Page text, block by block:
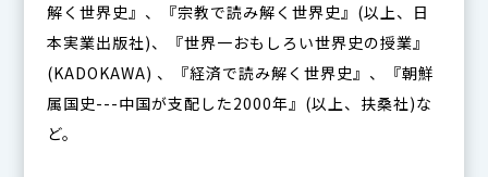
解く世界史』、『宗教で読み解く世界史』(以上、日
本実業出版社)、『世界一おもしろい世界史の授業』
(KADOKAWA) 、『経済で読み解く世界史』、『朝鮮
属国史---中国が支配した2000年』(以上、扶桑社)な
ど。